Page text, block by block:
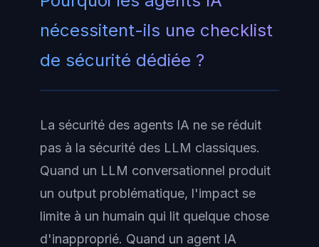
nécessitent-ils une checklist
de sécurité dédiée ?
La sécurité des agents IA ne se réduit
pas à la sécurité des LLM classiques.
Quand un LLM conversationnel produit
un output problématique, l'impact se
limite à un humain qui lit quelque chose
d'inapproprié. Quand un agent IA